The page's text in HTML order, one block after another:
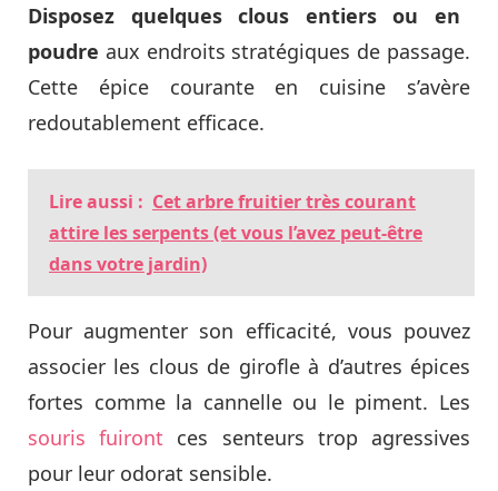
Disposez quelques clous entiers ou en
poudre aux endroits stratégiques de passage.
Cette épice courante en cuisine s’avère
redoutablement efficace.
Lire aussi : Cet arbre fruitier très courant
attire les serpents (et vous l’avez peut-être
dans votre jardin)
Pour augmenter son efficacité, vous pouvez
associer les clous de girofle à d’autres épices
fortes comme la cannelle ou le piment. Les
souris fuiront ces senteurs trop agressives
pour leur odorat sensible.